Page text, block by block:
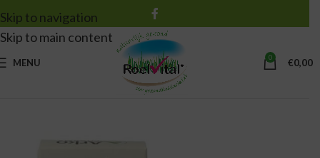
Skip to navigation
Skip to main content
MENU 0 €0,00